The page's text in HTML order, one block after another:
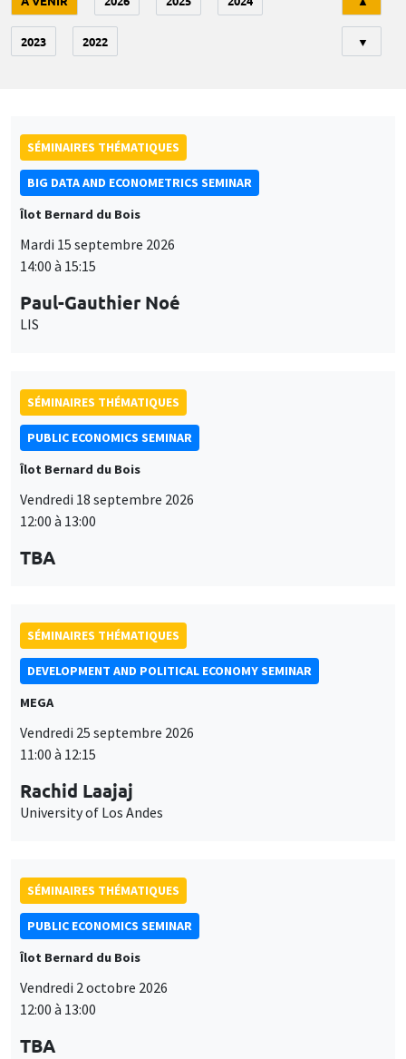
2023 2022 ▼
SÉMINAIRES THÉMATIQUES
BIG DATA AND ECONOMETRICS SEMINAR
Îlot Bernard du Bois
Mardi 15 septembre 2026
14:00 à 15:15
Paul-Gauthier Noé
LIS
SÉMINAIRES THÉMATIQUES
PUBLIC ECONOMICS SEMINAR
Îlot Bernard du Bois
Vendredi 18 septembre 2026
12:00 à 13:00
TBA
SÉMINAIRES THÉMATIQUES
DEVELOPMENT AND POLITICAL ECONOMY SEMINAR
MEGA
Vendredi 25 septembre 2026
11:00 à 12:15
Rachid Laajaj
University of Los Andes
SÉMINAIRES THÉMATIQUES
PUBLIC ECONOMICS SEMINAR
Îlot Bernard du Bois
Vendredi 2 octobre 2026
12:00 à 13:00
TBA